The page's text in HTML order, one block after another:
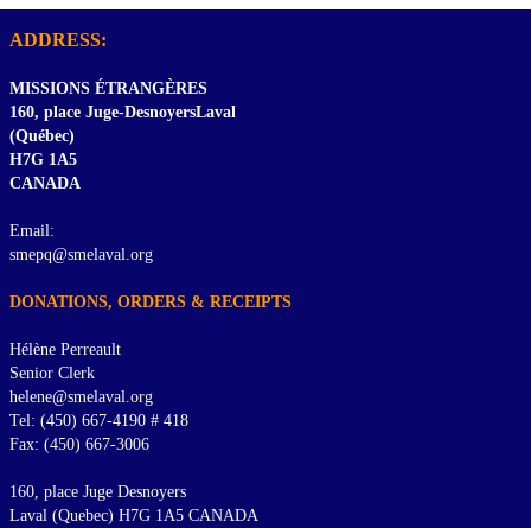
ADDRESS:
MISSIONS ÉTRANGÈRES
160, place Juge-DesnoyersLaval
(Québec)
H7G 1A5
CANADA
Email:
smepq@smelaval.org
DONATIONS, ORDERS & RECEIPTS
Hélène Perreault
Senior Clerk
helene@smelaval.org
Tel: (450) 667-4190 # 418
Fax: (450) 667-3006
160, place Juge Desnoyers
Laval (Quebec) H7G 1A5 CANADA